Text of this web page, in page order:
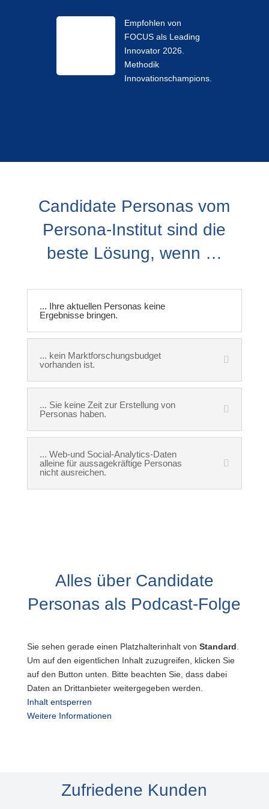
Empfohlen von
FOCUS als Leading
Innovator 2026.
Methodik
Innovationschampions.
Candidate Personas vom
Persona-Institut sind die
beste Lösung, wenn …
... Ihre aktuellen Personas keine
Ergebnisse bringen.
... kein Marktforschungsbudget
vorhanden ist.
... Sie keine Zeit zur Erstellung von
Personas haben.
... Web-und Social-Analytics-Daten
alleine für aussagekräftige Personas
nicht ausreichen.
Alles über Candidate
Personas als Podcast-Folge
Sie sehen gerade einen Platzhalterinhalt von Standard
Um auf den eigentlichen Inhalt zuzugreifen, klicken Sie
auf den Button unten. Bitte beachten Sie, dass dabei
Daten an Drittanbieter weitergegeben werden.
Inhalt entsperren
Weitere Informationen
Zufriedene Kunden